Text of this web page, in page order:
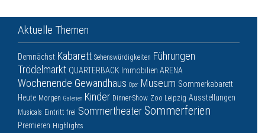
Aktuelle Themen
Demnächst Kabarett Sehenswürdigkeiten Führungen
Trödelmarkt QUARTERBACK Immobilien ARENA
Wochenende Gewandhaus Oper Museum Sommerkabarett
Heute Morgen Galerien Kinder Dinner-Show Zoo Leipzig Ausstellungen
Musicals Eintritt frei SommertheaterSommerferien
Premieren Highlights